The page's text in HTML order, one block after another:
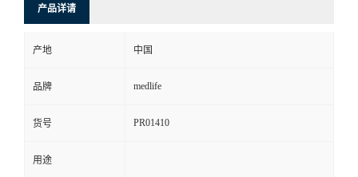
产品详请
产地 中国
品牌 medlife
货号 PR01410
用途